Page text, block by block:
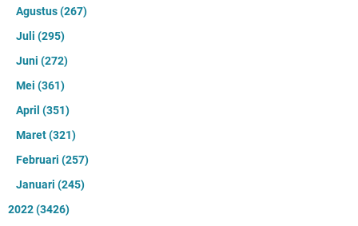
Agustus(267)
Juli (295)
Juni (272)
Mei (361)
April (351)
Maret(321)
Februari (257)
Januari (245)
2022(3426)